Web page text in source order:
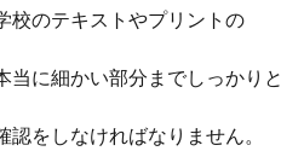
校のテキストやプリントの
当に細かい部分までしっかりと
認をしなければなりません。